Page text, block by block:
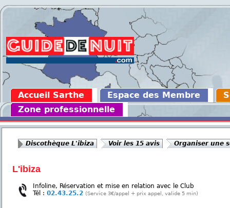
Accueil Sarthe Espace des Membre
Zone professionnelle
Discothèque L'ibiza Voir les 15 avis Organiser une
L'ibiza
Infoline, Réservation et mise en relation avec le Club
Tél : 02.43.25.2 (Service 3€/appel + prix appel, valide 5 min)